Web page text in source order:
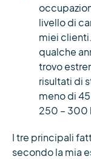
livello di
miei
qualche
trovo
risultati di
meno di
250 – 300
I tre principali
secondo la mia